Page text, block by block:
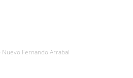
Nuevo Fernando Arrabal